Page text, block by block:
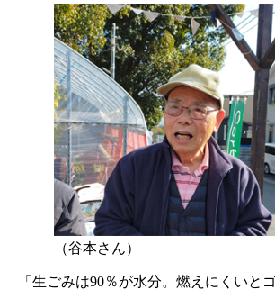
（谷本さん）
「生ごみは90％が水分。燃えにくいと